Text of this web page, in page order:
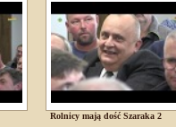
Rolnicy mają dość Szaraka 2